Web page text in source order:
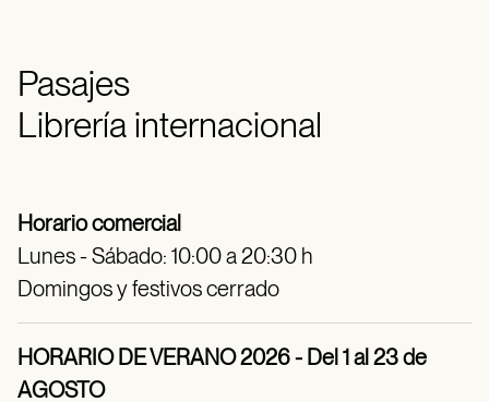
Pasajes
Librería internacional
Horario comercial
Lunes - Sábado: 10:00 a 20:30 h
Domingos y festivos cerrado
HORARIO DE VERANO 2026 - Del 1 al 23 de
AGOSTO